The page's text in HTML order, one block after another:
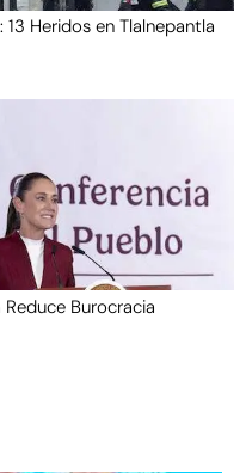
Heridos en Tlalnepantla
Burocracia